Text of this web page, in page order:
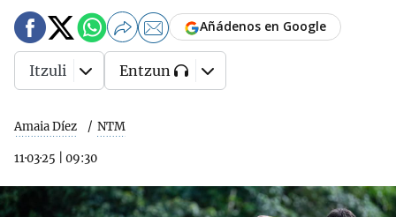
Amaia Díez NTM
11·03·25 09:30
Añádenos en Google
Itzuli Entzun